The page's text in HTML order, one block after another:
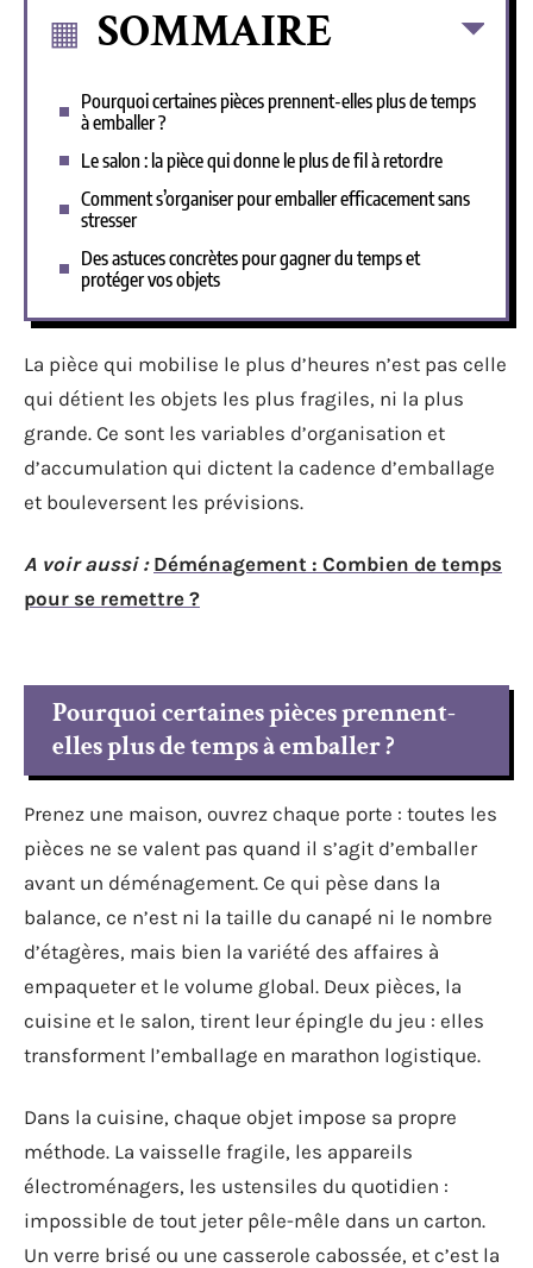
SOMMAIRE
Pourquoi certaines pièces prennent-elles plus de temps
à emballer ?
Le salon : la pièce qui donne le plus de fil à retordre
Comment s’organiser pour emballer efficacement sans
stresser
Des astuces concrètes pour gagner du temps et
protéger vos objets
La pièce qui mobilise le plus d’heures n’est pas celle
qui détient les objets les plus fragiles, ni la plus
grande. Ce sont les variables d’organisation et
d’accumulation qui dictent la cadence d’emballage
et bouleversent les prévisions.
A voir aussi : Déménagement : Combien de temps
pour se remettre ?
Pourquoi certaines pièces prennent-
elles plus de temps à emballer ?
Prenez une maison, ouvrez chaque porte : toutes les
pièces ne se valent pas quand il s’agit d’emballer
avant un déménagement. Ce qui pèse dans la
balance, ce n’est ni la taille du canapé ni le nombre
d’étagères, mais bien la variété des affaires à
empaqueter et le volume global. Deux pièces, la
cuisine et le salon, tirent leur épingle du jeu : elles
transforment l’emballage en marathon logistique.
Dans la cuisine, chaque objet impose sa propre
méthode. La vaisselle fragile, les appareils
électroménagers, les ustensiles du quotidien :
impossible de tout jeter pêle-mêle dans un carton.
Un verre brisé ou une casserole cabossée, et c’est la